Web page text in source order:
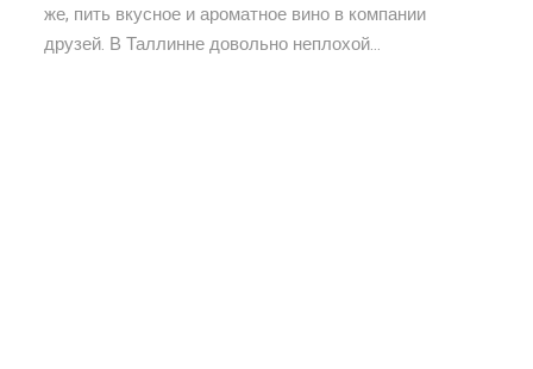
же, пить вкусное и ароматное вино в компании
друзей. В Таллинне довольно неплохой...